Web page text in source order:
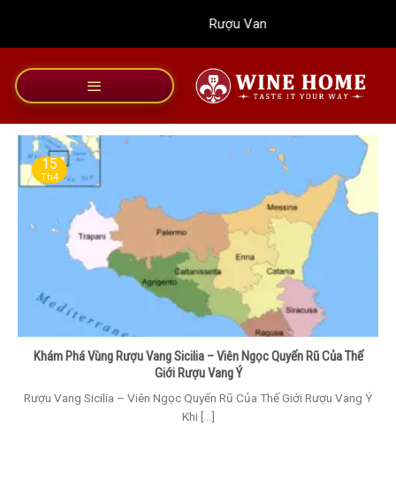
dung
Rượu Vang Wine Home
Khám Phá Vùng Rượu Vang Sicilia – Viên Ngọc Quyến Rũ Của Thế
Giới Rượu Vang Ý
Rượu Vang Sicilia – Viên Ngọc Quyến Rũ Của Thế Giới Rượu Vang Ý
Khi [...]
15
Th4